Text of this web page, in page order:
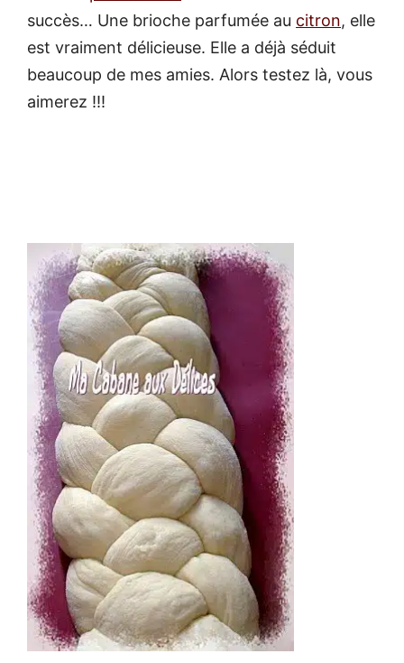
succès… Une brioche parfumée au citron, elle
est vraiment délicieuse. Elle a déjà séduit
beaucoup de mes amies. Alors testez là, vous
aimerez !!!